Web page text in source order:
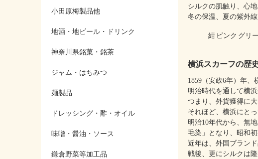
シルクの肌触り、心
冬の保温、夏の紫外
紺 ピンク グリ
横浜スカーフの歴史
1859（安政6年）年
明治時代を通して横
つまり、外貨獲得に
それほど、横浜にと
明治10年代から、無
毛染」となり、昭和
近年は、外国ブラン
戦後、更にシルクは
小田原梅製品他
地酒・地ビール・ドリンク
神奈川県銘菓・銘茶
ジャム・はちみつ
麺製品
ドレッシング・酢・オイル
味噌・醤油・ソース
鎌倉野菜等加工品